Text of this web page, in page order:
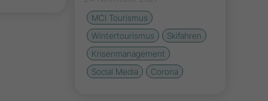
MCI Tourismus
Wintertourismus
Skifahren
Krisenmanagement
Social Media
Corona